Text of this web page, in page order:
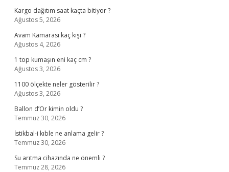
Kargo dağıtım saat kaçta bitiyor ?
Ağustos 5, 2026
Avam Kamarası kaç kişi ?
Ağustos 4, 2026
1 top kumaşın eni kaç cm ?
Ağustos 3, 2026
1100 ölçekte neler gösterilir ?
Ağustos 3, 2026
Ballon d’Or kimin oldu ?
Temmuz 30, 2026
İstikbal-i kıble ne anlama gelir ?
Temmuz 30, 2026
Su arıtma cihazında ne önemli ?
Temmuz 28, 2026